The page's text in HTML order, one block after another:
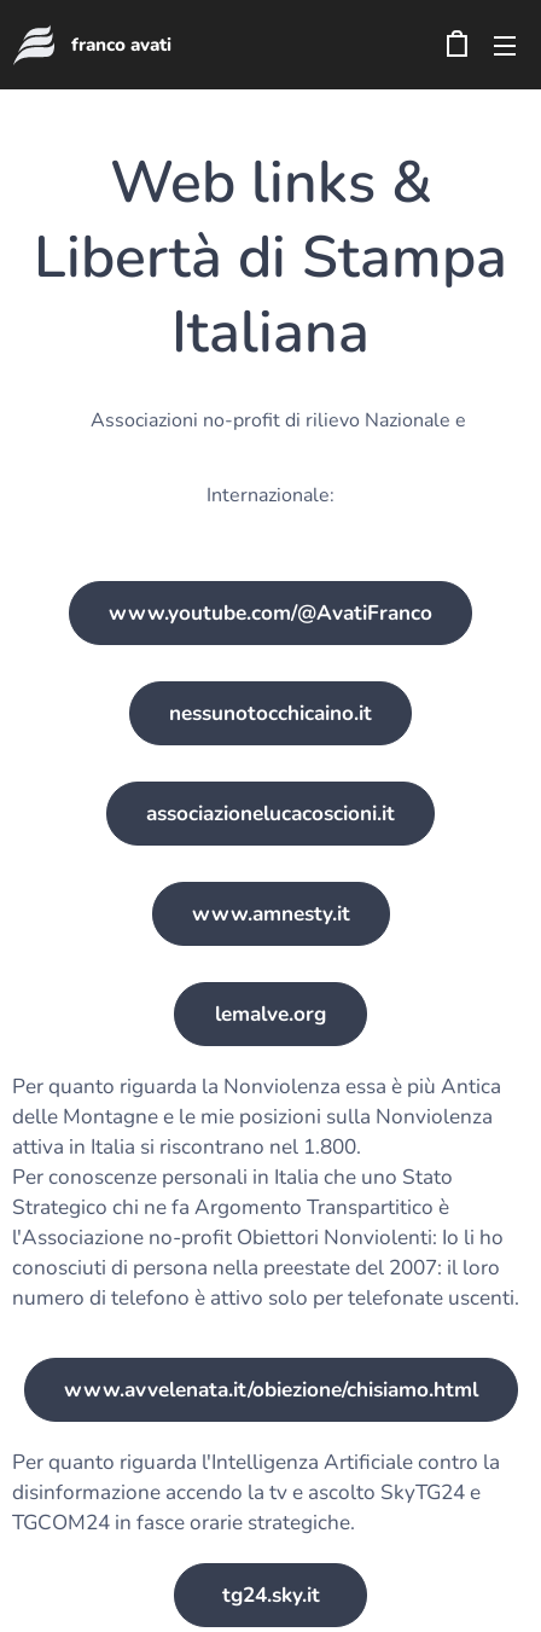
franco avati
Web links &
Libertà di Stampa
Italiana
Associazioni no-profit di rilievo Nazionale e
Internazionale:
www.youtube.com/@AvatiFranco
nessunotocchicaino.it
associazionelucacoscioni.it
www.amnesty.it
lemalve.org
Per quanto riguarda la Nonviolenza essa è più Antica
delle Montagne e le mie posizioni sulla Nonviolenza
attiva in Italia si riscontrano nel 1.800.
Per conoscenze personali in Italia che uno Stato
Strategico chi ne fa Argomento Transpartitico è
l'Associazione no-profit Obiettori Nonviolenti: Io li ho
conosciuti di persona nella preestate del 2007: il loro
numero di telefono è attivo solo per telefonate uscenti.
www.avvelenata.it/obiezione/chisiamo.html
Per quanto riguarda l'Intelligenza Artificiale contro la
disinformazione accendo la tv e ascolto SkyTG24 e
TGCOM24 in fasce orarie strategiche.
tg24.sky.it